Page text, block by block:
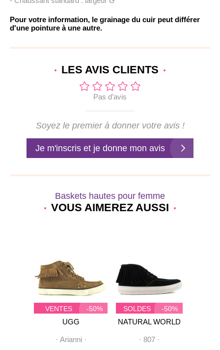
Pour votre information, le grainage du cuir peut différer
d'une pointure à une autre.
LES AVIS CLIENTS
Pas d’avis
Soyez le premier à donner votre avis !
Je m'inscris et je donne mon avis
Baskets hautes pour femme
VOUS AIMEREZ AUSSI
VENTES
PRIVEES
-50%
UGG
· Arianni·
SOLDES -50%
NATURAL WORLD
· 807 ·